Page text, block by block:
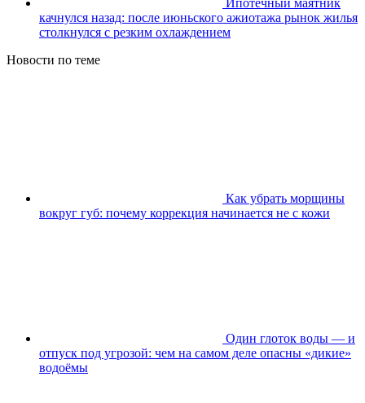
качнулся назад: после июньского ажиотажа рынок жилья
столкнулся с резким охлаждением
Новости по теме
Как убрать морщины
вокруг губ: почему коррекция начинается не с кожи
Один глоток воды — и
отпуск под угрозой: чем на самом деле опасны «дикие»
водоёмы